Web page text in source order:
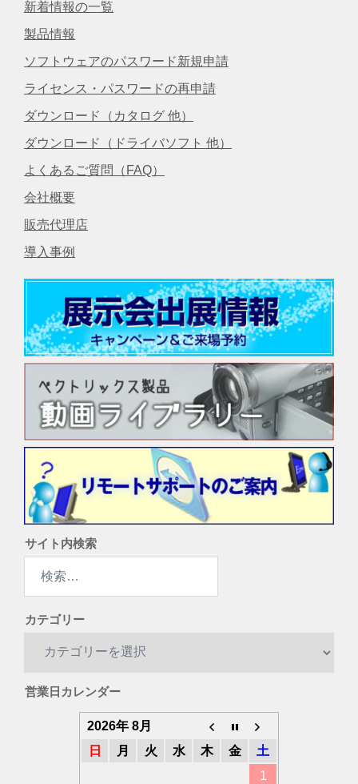
新着情報の一覧
製品情報
ソフトウェアのパスワード新規申請
ライセンス・パスワードの再申請
ダウンロード（カタログ 他）
ダウンロード（ドライバソフト 他）
よくあるご質問（FAQ）
会社概要
販売代理店
導入事例
サイト内検索
カテゴリー
リ
営業日カレンダー
2026年 8月
日
月 火 水 木 金
土
1